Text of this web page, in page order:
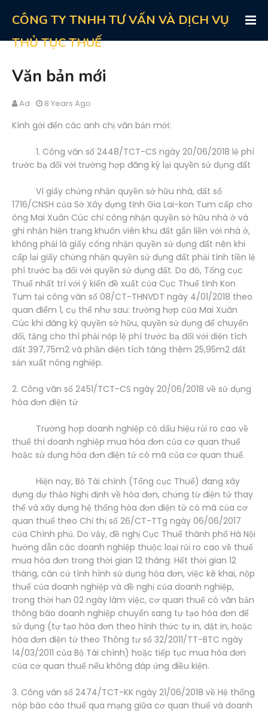
CÔNG TY TNHH TƯ VẤN VÀ DỊCH VỤ
THỦ TỤC THUẾ
Văn bản mới
Ad 8 Years Ago
Kính gởi đến các anh chị văn bản mới:
1. Công văn số 2448/TCT-CS ngày 20/06/2018 lệ phí
trước bạ đối với trường hợp đăng ký lại quyền sử dụng đất
Vì giấy chứng nhận quyền sở hữu nhà, đất số
1716/CNSH của Sở Xây dựng tỉnh Gia Lai-kon Tum cấp cho
ông Mai Xuân Cúc chỉ công nhận quyền sở hữu nhà ở và
ghi nhận hiện trạng khuôn viên khu đất gắn liền với nhà ở,
không phải là giấy công nhận quyền sử dụng đất nên khi
cấp lại giấy chứng nhận quyền sử dụng đất phải tính tiền lệ
phí trước bạ đối với quyền sử dụng đất. Do đó, Tổng cục
Thuế nhất trí với ý kiến đề xuất của Cục Thuế tỉnh Kon
Tum tại công văn số 08/CT-THNVDT ngày 4/01/2018 theo
quan điểm 1, cụ thể như sau: trường hợp của Mai Xuân
Cúc khi đăng ký quyền sở hữu, quyền sử dụng để chuyển
đổi, tặng cho thì phải nộp lệ phí trước bạ đối với diện tích
đất 397,75m2 và phần diện tích tăng thêm 25,95m2 đất
sản xuất nông nghiệp.
2. Công văn số 2451/TCT-CS ngày 20/06/2018 về sử dụng
hóa đơn điện tử
Trường hợp doanh nghiệp có dấu hiệu rủi ro cao về
thuế thì doanh nghiệp mua hóa đơn của cơ quan thuế
hoặc sử dụng hóa đơn điện tử có mã của cơ quan thuế.
Hiện nay, Bộ Tài chính (Tổng cục Thuế) đang xây
dựng dự thảo Nghị định về hóa đơn, chứng từ điện tử thay
thế và xây dựng hệ thống hóa đơn điện tử có mã của cơ
quan thuế theo Chỉ thị số 26/CT-TTg ngày 06/06/2017
của Chính phủ. Do vậy, đề nghị Cục Thuế thành phố Hà Nội
hướng dẫn các doanh nghiệp thuộc loại rủi ro cao về thuế
mua hóa đơn trong thời gian 12 tháng. Hết thời gian 12
tháng, căn cứ tình hình sử dụng hóa đơn, việc kê khai, nộp
thuế của doanh nghiệp và đề nghị của doanh nghiệp,
trong thời hạn 02 ngày làm việc, cơ quan thuế có văn bản
thông báo doanh nghiệp chuyển sang tự tạo hóa đơn để
sử dụng (tự tạo hóa đơn theo hình thức tự in, đặt in, hoặc
hóa đơn điện tử theo Thông tư số 32/2011/TT-BTC ngày
14/03/2011 của Bộ Tài chính) hoặc tiếp tục mua hóa đơn
của cơ quan thuế nếu không đáp ứng điều kiện.
3. Công văn số 2474/TCT-KK ngày 21/06/2018 về Hệ thống
nộp báo cáo thuế qua mạng giữa cơ quan thuế và doanh